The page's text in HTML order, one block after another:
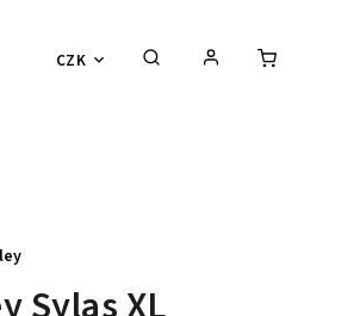
CZK Kontaktní čočky